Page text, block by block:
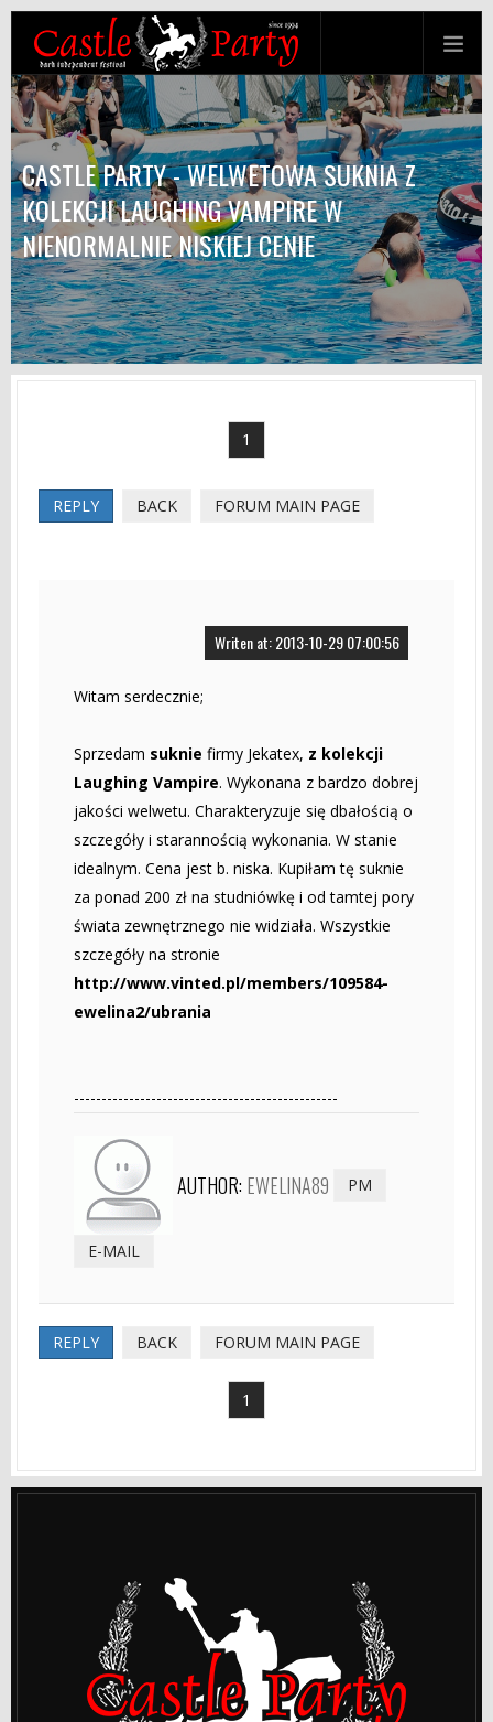
CASTLE PARTY - WELWETOWA SUKNIA Z
KOLEKCJI LAUGHING VAMPIRE W
NIENORMALNIE NISKIEJ CENIE
1
REPLY BACK FORUM MAIN PAGE
Writen at: 2013-10-29 07:00:56
Witam serdecznie;
Sprzedam suknie firmy Jekatex, z kolekcji
Laughing Vampire. Wykonana z bardzo dobrej
jakości welwetu. Charakteryzuje się dbałością o
szczegóły i starannością wykonania. W stanie
idealnym. Cena jest b. niska. Kupiłam tę suknie
za ponad 200 zł na studniówkę i od tamtej pory
świata zewnętrznego nie widziała. Wszystkie
szczegóły na stronie
http://www.vinted.pl/members/109584-
ewelina2/ubrania
------------------------------------------------
AUTHOR: EWELINA89 PM
E-MAIL
REPLY BACK FORUM MAIN PAGE
1